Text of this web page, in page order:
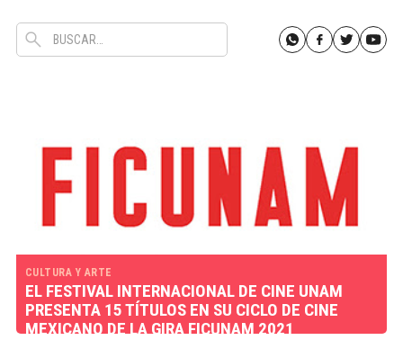
CULTURA Y ARTE
EL FESTIVAL INTERNACIONAL DE CINE UNAM
PRESENTA 15 TÍTULOS EN SU CICLO DE CINE
MEXICANO DE LA GIRA FICUNAM 2021